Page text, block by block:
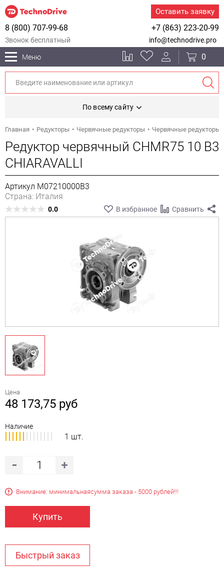
Оставить заявку
+7 (863) 223-20-99
8 (800) 707-99-68
Звонок бесплатный info@technodrive.pro
Меню 0
По всему сайту
Главная Редукторы Червячные редукторы Червячные редукторы
Редуктор червячный CHMR75 10 B3
CHIARAVALLI
Артикул M07210000B3
Страна: Италия
0.0 В избранное Сравнить
Цена
48 173,75 руб
Наличие
1 шт.
Внимание: минимальнаясумма заказа - 5000 рублей!!!
Купить
Быстрый заказ